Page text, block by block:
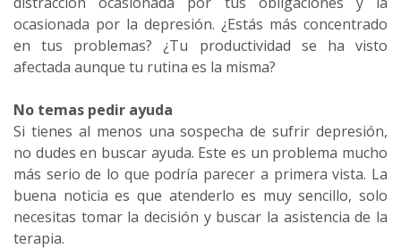
ocasionada por la depresión. ¿Estás más concentrado
en tus problemas? ¿Tu productividad se ha visto
afectada aunque tu rutina es la misma?
No temas pedir ayuda
Si tienes al menos una sospecha de sufrir depresión,
no dudes en buscar ayuda. Este es un problema mucho
más serio de lo que podría parecer a primera vista. La
buena noticia es que atenderlo es muy sencillo, solo
necesitas tomar la decisión y buscar la asistencia de la
terapia.